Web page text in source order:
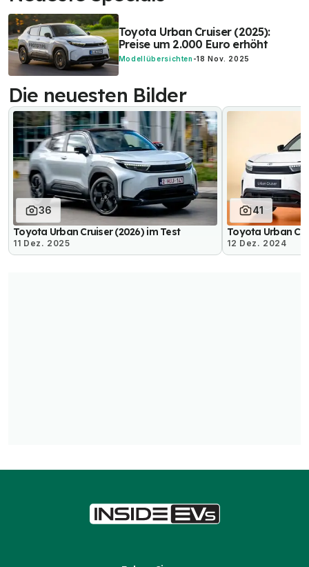
Toyota Urban Cruiser (2025):
Preise um 2.000 Euro erhöht
Modellübersichten -18 Nov. 2025
Die neuesten Bilder
36
Toyota Urban Cruiser (2026) im Test
11 Dez. 2025
41
Toyota Urban
12 Dez. 2024